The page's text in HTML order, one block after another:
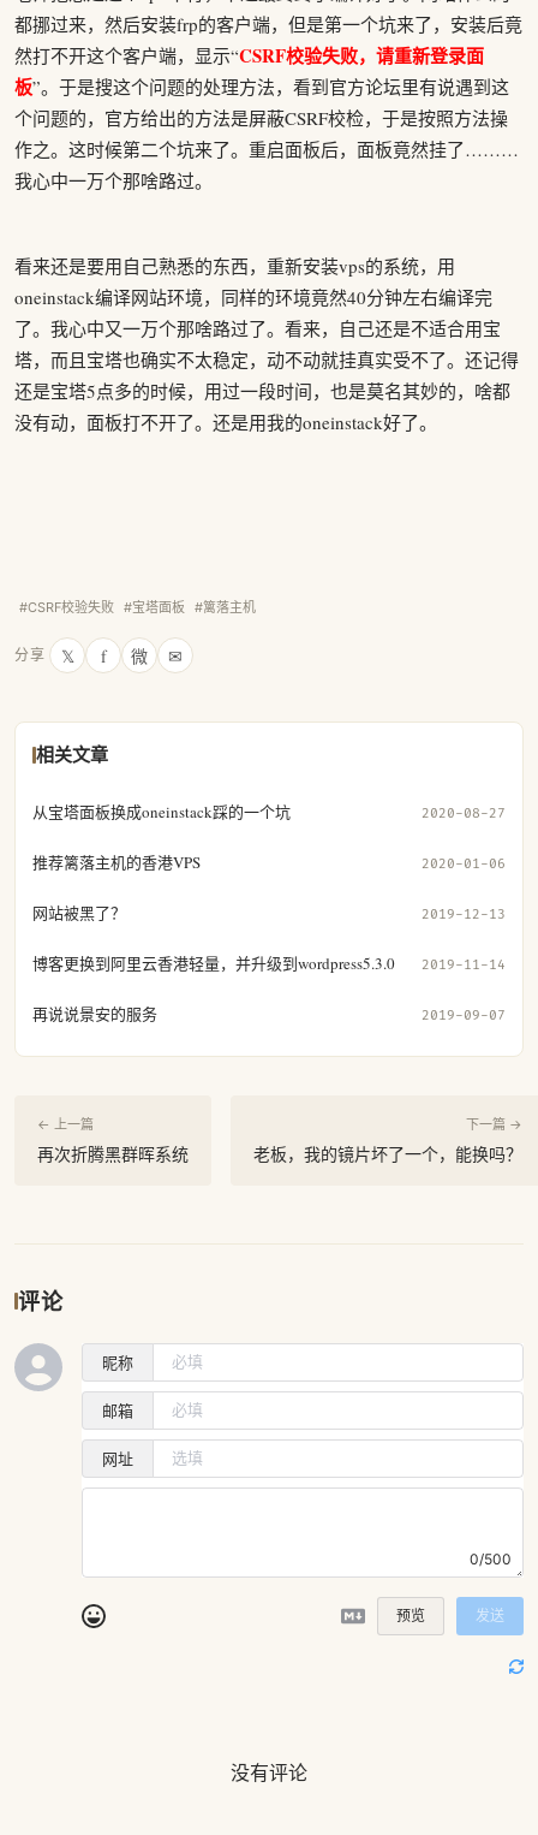
都挪过来，然后安装frp的客户端，但是第一个坑来了，安装后竟
然打不开这个客户端，显示“CSRF校验失败，请重新登录面
板”。于是搜这个问题的处理方法，看到官方论坛里有说遇到这
个问题的，官方给出的方法是屏蔽CSRF校检，于是按照方法操
作之。这时候第二个坑来了。重启面板后，面板竟然挂了………
我心中一万个那啥路过。
看来还是要用自己熟悉的东西，重新安装vps的系统，用
oneinstack编译网站环境，同样的环境竟然40分钟左右编译完
了。我心中又一万个那啥路过了。看来，自己还是不适合用宝
塔，而且宝塔也确实不太稳定，动不动就挂真实受不了。还记得
还是宝塔5点多的时候，用过一段时间，也是莫名其妙的，啥都
没有动，面板打不开了。还是用我的oneinstack好了。
#CSRF校验失败 #宝塔面板 #篱落主机
分享 𝕏 f 微 ✉
相关文章
从宝塔面板换成oneinstack踩的一个坑 2020-08-27
推荐篱落主机的香港VPS 2020-01-06
网站被黑了？ 2019-12-13
博客更换到阿里云香港轻量，并升级到wordpress5.3.0 2019-11-14
再说说景安的服务 2019-09-07
← 上一篇
再次折腾黑群晖系统
下一篇 →
老板，我的镜片坏了一个，能换吗？
评论
昵称
邮箱
网址
0/500
预览 发送
没有评论